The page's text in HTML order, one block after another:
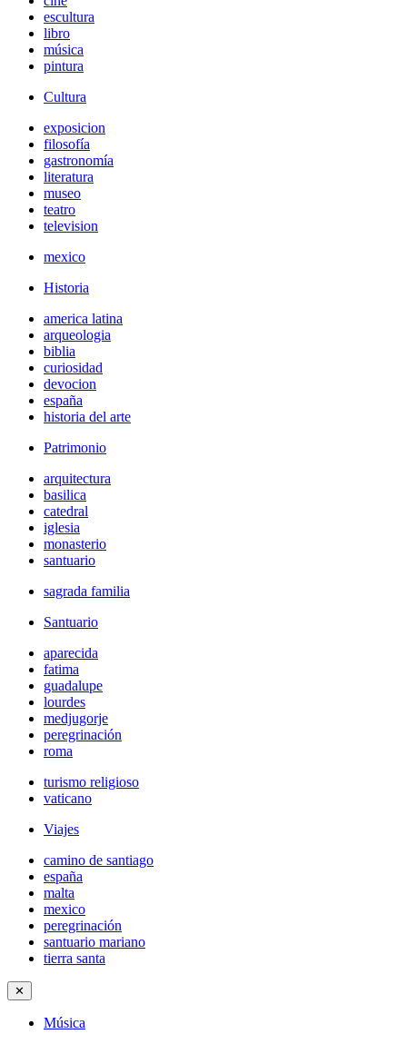
escultura
libro
música
pintura
Cultura
exposicion
filosofía
gastronomía
literatura
museo
teatro
television
mexico
Historia
america latina
arqueologia
biblia
curiosidad
devocion
españa
historia del arte
Patrimonio
arquitectura
basilica
catedral
iglesia
monasterio
santuario
sagrada familia
Santuario
aparecida
fatima
guadalupe
lourdes
medjugorje
peregrinación
roma
turismo religioso
vaticano
Viajes
camino de santiago
españa
malta
mexico
peregrinación
santuario mariano
tierra santa
✕
Música